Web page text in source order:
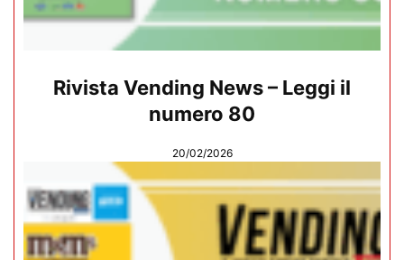
Rivista Vending News – Leggi il
numero 80
20/02/2026